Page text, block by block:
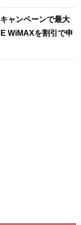
ャンペーンで最大
WiMAXを割引で申